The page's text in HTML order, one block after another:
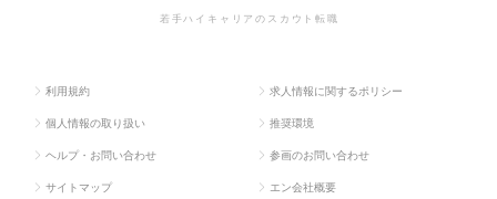
若手ハイキャリアのスカウト転職
利用規約 求人情報に関するポリシー
個人情報の取り扱い 推奨環境
ヘルプ・お問い合わせ 参画のお問い合わせ
サイトマップ エン会社概要